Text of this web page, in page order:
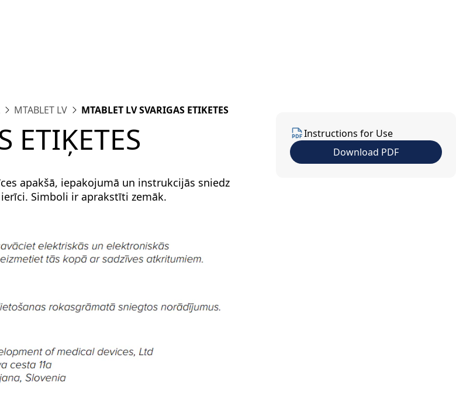
Instructions for Use
Download PDF
MTABLET LV MTABLET LV SVARIGAS ETIKETES
ETIĶETES
apakšā, iepakojumā un instrukcijās sniedz
Simboli ir aprakstīti zemāk.